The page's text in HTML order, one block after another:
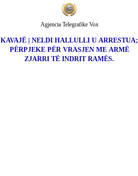
KAVAJË | NELDI HALLULLI U ARRESTUA;
PËRPJEKE PËR VRASJEN ME ARMË
ZJARRI TË INDRIT RAMËS.
Agjencia Telegrafike Vox